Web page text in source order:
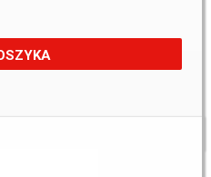
5 Szt.